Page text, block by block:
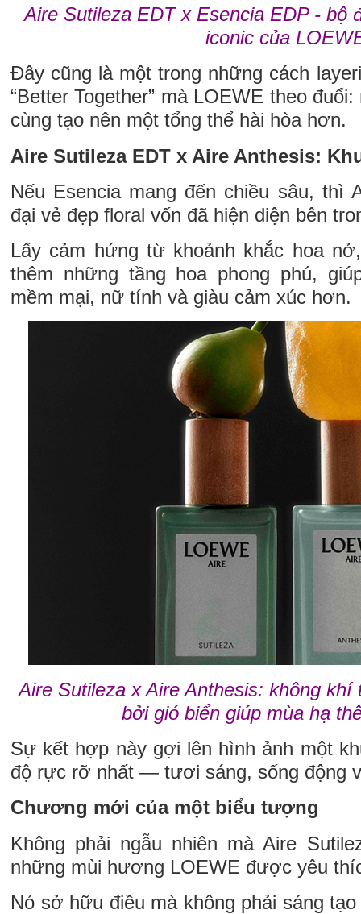
Aire Sutileza EDT x Esencia EDP - bộ
iconic của
Đây cũng là một trong những cách
“Better Together” mà LOEWE theo
cùng tạo nên một tổng thể hài hòa hơn.
Aire Sutileza EDT x Aire Anthesis:
Nếu Esencia mang đến chiều sâu, thì
đại vẻ đẹp floral vốn đã hiện diện bên
Lấy cảm hứng từ khoảnh khắc hoa
thêm những tầng hoa phong phú,
mềm mại, nữ tính và giàu cảm xúc hơn.
Aire Sutileza x Aire Anthesis: không
bởi gió biển giúp mùa hạ
Sự kết hợp này gợi lên hình ảnh một
độ rực rỡ nhất — tươi sáng, sống động
Chương mới của một biểu tượng
Không phải ngẫu nhiên mà Aire
những mùi hương LOEWE được yêu
Nó sở hữu điều mà không phải sáng